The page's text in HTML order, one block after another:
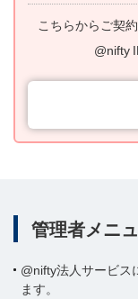
こちらからご契
@nifty
管理者メニ
@nifty法人サービス
ます。